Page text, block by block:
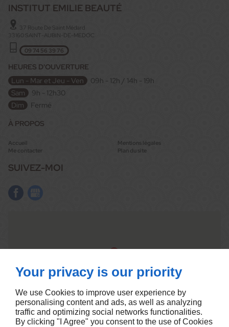
INSTITUT EMILIE BEAUTÉ
37 Route De Saint Médard
33160
SAINT-AUBIN-DE-MEDOC
09 74 56 39 76
HEURES D'OUVERTURE
Lun - Mar et Jeu - Ven
09h - 12h / 14h - 19h
Sam
9h - 12h30
Dim
Fermé
À PROPOS
Accueil
Me contacter
Mentions légales
Plan du site
SUIVEZ-MOI
Your privacy is our priority
We use Cookies to improve user experience by
personalising content and ads, as well as analyzing
traffic and optimizing social networks functionalities.
By clicking "I Agree" you consent to the use of Cookies